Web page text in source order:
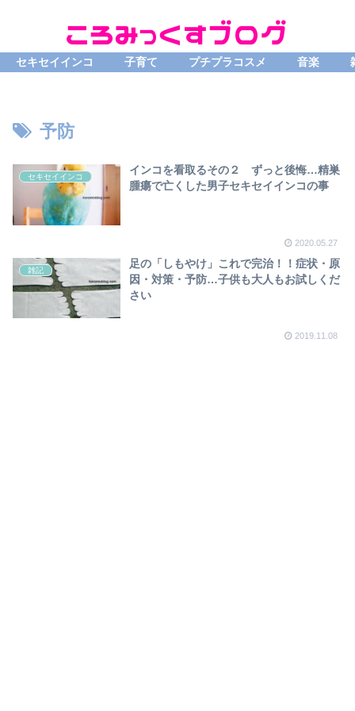
セキセイインコ 子育て プチプラコスメ 音楽
予防
セキセイインコ
インコを看取るその２ ずっと後悔…精巣
腫瘍で亡くした男子セキセイインコの事
2020.05.27
雑記
足の「しもやけ」これで完治！！症状・原
因・対策・予防…子供も大人もお試しくだ
さい
2019.11.08